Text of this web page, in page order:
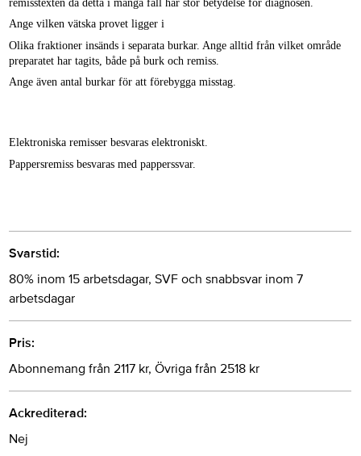
remisstexten då detta i många fall har stor betydelse för diagnosen.
Ange vilken vätska provet ligger i
Olika fraktioner insänds i separata burkar. Ange alltid från vilket område
preparatet har tagits, både på burk och remiss.
Ange även antal burkar för att förebygga misstag.
Elektroniska remisser besvaras elektroniskt.
Pappersremiss besvaras med papperssvar.
Svarstid:
80% inom 15 arbetsdagar, SVF och snabbsvar inom 7
arbetsdagar
Pris:
Abonnemang från 2117 kr, Övriga från 2518 kr
Ackrediterad:
Nej